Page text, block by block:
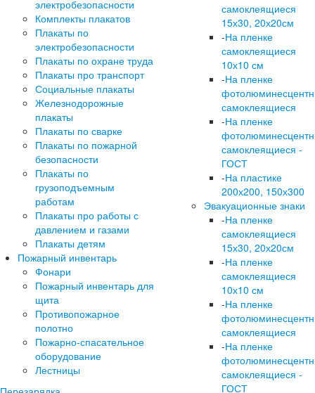
электробезопасности
Комплекты плакатов
Плакаты по
электробезопасности
Плакаты по охране труда
Плакаты про транспорт
Социальные плакаты
Железнодорожные
плакаты
Плакаты по сварке
Плакаты по пожарной
безопасности
Плакаты по
грузоподъемным
работам
Плакаты про работы с
давлением и газами
Плакаты детям
Пожарный инвентарь
Фонари
Пожарный инвентарь для
щита
Противопожарное
полотно
Пожарно-спасательное
оборудование
Лестницы
самоклеящиеся
15х30, 20х20см
-На пленке
самоклеящиеся
10х10 см
-На пленке
самоклеящиеся
-На пленке
самоклеящиеся -
ГОСТ
-На пластике
200х200, 150х300
Эвакуационные знаки
-На пленке
самоклеящиеся
15х30, 20х20см
-На пленке
самоклеящиеся
10х10 см
-На пленке
самоклеящиеся
-На пленке
самоклеящиеся -
ГОСТ